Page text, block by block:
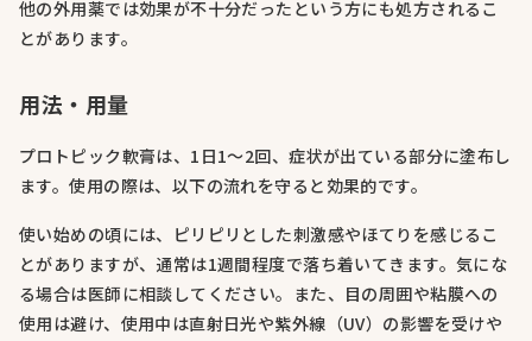
他の外用薬では効果が不十分だったという方にも処方されるこ
とがあります。
用法・用量
プロトピック軟膏は、1日1〜2回、症状が出ている部分に塗布し
ます。使用の際は、以下の流れを守ると効果的です。
使い始めの頃には、ピリピリとした刺激感やほてりを感じるこ
とがありますが、通常は1週間程度で落ち着いてきます。気にな
る場合は医師に相談してください。また、目の周囲や粘膜への
使用は避け、使用中は直射日光や紫外線（UV）の影響を受けや